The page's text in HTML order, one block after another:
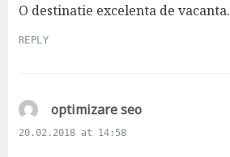
s
O destinatie excelenta de vacanta.
REPLY
optimizare seos
20.02.2018 at 14:58